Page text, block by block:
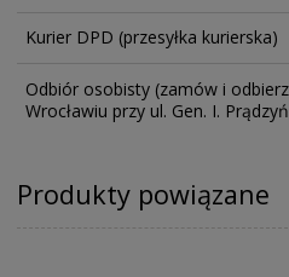
Kurier DPD (przesyłka kurierska)
Odbiór osobisty (zamów i
Wrocławiu przy ul. Gen. I.
Produkty powiązane